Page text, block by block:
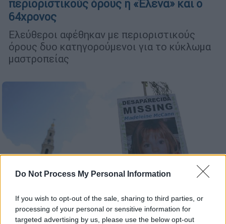
Do Not Process My Personal Information
If you wish to opt-out of the sale, sharing to third parties, or
processing of your personal or sensitive information for
targeted advertising by us, please use the below opt-out
περιοριστικούς όρους η «Έλενα» και ο
64χρονος
Ελεύθεροι αφέθηκαν με περιοριστικούς
όρους δυο κατηγορούμενοι για το κύκλωμα
μαστροπείας